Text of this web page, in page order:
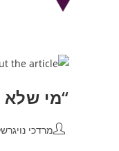
“מי שלא
מרדכי